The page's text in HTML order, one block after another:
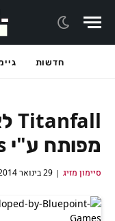
חדשות
מפותח ע"י Bluepoint Games
סיימון מזיג 29 בינואר 2014